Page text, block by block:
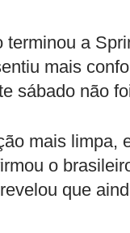
a
mais
sábado não
mais limpa,
o
que